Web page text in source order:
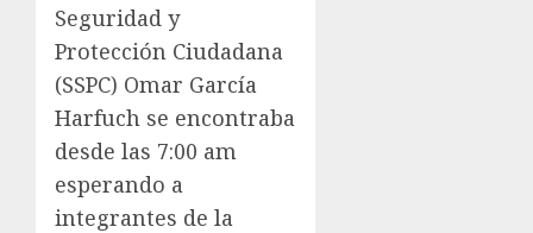
Seguridad y
Protección Ciudadana
(SSPC) Omar García
Harfuch se encontraba
desde las 7:00 am
esperando a
integrantes de la